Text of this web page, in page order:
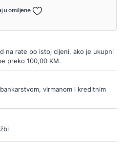
u omiljene
na rate po istoj cijeni, ako je ukupni
preko 100,00 KM.
virmanom i kreditnim